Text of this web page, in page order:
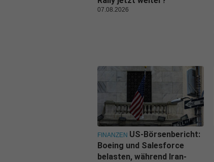
07.08.2026
FINANZEN US-Börsenbericht:
Boeing und Salesforce
belasten, während Iran-